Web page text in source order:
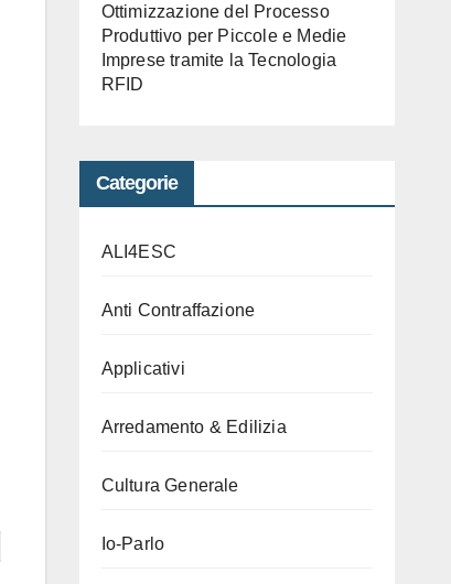
Ottimizzazione del Processo
Produttivo per Piccole e Medie
Imprese tramite la Tecnologia
RFID
Categorie
ALI4ESC
Anti Contraffazione
Applicativi
Arredamento & Edilizia
Cultura Generale
Io-Parlo